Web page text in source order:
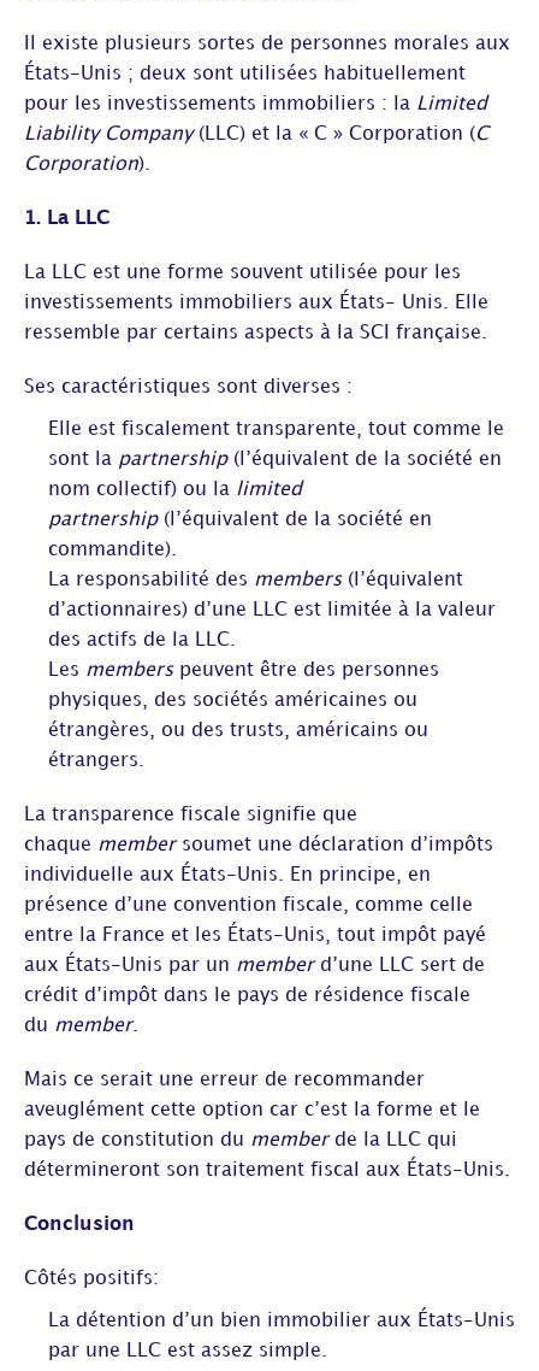
Il existe plusieurs sortes de personnes morales aux
États-Unis ; deux sont utilisées habituellement
pour les investissements immobiliers : la Limited
Liability Company (LLC) et la « C » Corporation (C
Corporation).
1. La LLC
La LLC est une forme souvent utilisée pour les
investissements immobiliers aux États- Unis. Elle
ressemble par certains aspects à la SCI française.
Ses caractéristiques sont diverses :
Elle est fiscalement transparente, tout comme le
sont la partnership (l’équivalent de la société en
nom collectif) ou la limited
partnership (l’équivalent de la société en
commandite).
La responsabilité des members (l’équivalent
d’actionnaires) d’une LLC est limitée à la valeur
des actifs de la LLC.
Les members peuvent être des personnes
physiques, des sociétés américaines ou
étrangères, ou des trusts, américains ou
étrangers.
La transparence fiscale signifie que
chaque member soumet une déclaration d’impôts
individuelle aux États-Unis. En principe, en
présence d’une convention fiscale, comme celle
entre la France et les États-Unis, tout impôt payé
aux États-Unis par un member d’une LLC sert de
crédit d’impôt dans le pays de résidence fiscale
du member.
Mais ce serait une erreur de recommander
aveuglément cette option car c’est la forme et le
pays de constitution du member de la LLC qui
détermineront son traitement fiscal aux États-Unis.
Conclusion
Côtés positifs:
La détention d’un bien immobilier aux États-Unis
par une LLC est assez simple.